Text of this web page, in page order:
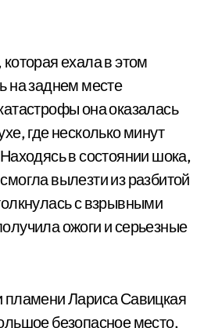
ехала в этом
на заднем месте
она оказалась
где несколько минут
в состоянии шока,
вылезти из разбитой
с взрывными
ожоги и серьезные
пламени Лариса Савицкая
безопасное место,